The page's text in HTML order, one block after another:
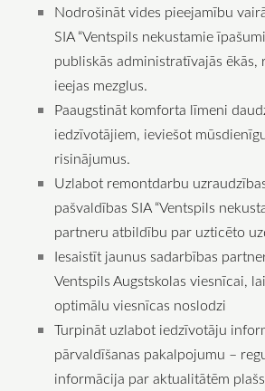
Nodrošināt vides pieejamību
SIA “Ventspils nekustamie
publiskās administratīvajās ēkās,
ieejas mezglus.
Paaugstināt komforta līmeni
iedzīvotājiem, ieviešot
risinājumus.
Uzlabot remontdarbu
pašvaldības SIA “Ventspils
partneru atbildību par uzticēto
Iesaistīt jaunus sadarbības
Ventspils Augstskolas viesnīcai,
optimālu viesnīcas noslodzi
Turpināt uzlabot iedzīvotāju
pārvaldīšanas pakalpojumu –
informācija par aktualitātēm